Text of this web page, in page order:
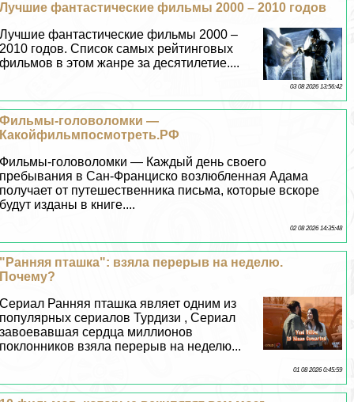
Лучшие фантастические фильмы 2000 – 2010 годов
Лучшие фантастические фильмы 2000 –
2010 годов. Список самых рейтинговых
фильмов в этом жанре за десятилетие....
03 08 2026 13:56:42
Фильмы-головоломки —
Какойфильмпосмотреть.РФ
Фильмы-головоломки — Каждый день своего
пребывания в Сан-Франциско возлюбленная Адама
получает от путешественника письма, которые вскоре
будут изданы в книге....
02 08 2026 14:35:48
"Ранняя пташка": взяла перерыв на неделю.
Почему?
Сериал Ранняя пташка являет одним из
популярных сериалов Турдизи , Сериал
завоевавшая сердца миллионов
поклонников взяла перерыв на неделю...
01 08 2026 0:45:59